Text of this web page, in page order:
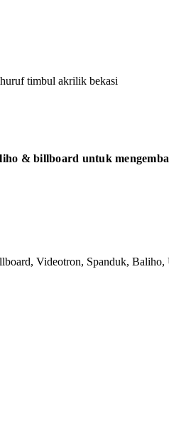
huruf timbul akrilik bekasi
& billboard untuk
Videotron, Spanduk,